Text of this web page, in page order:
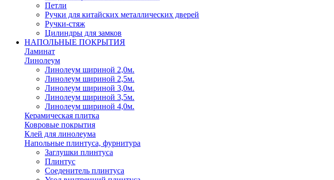
Петли
Ручки для китайских металлических дверей
Ручки-стяж
Цилиндры для замков
НАПОЛЬНЫЕ ПОКРЫТИЯ
Ламинат
Линолеум
Линолеум шириной 2,0м.
Линолеум шириной 2,5м.
Линолеум шириной 3,0м.
Линолеум шириной 3,5м.
Линолеум шириной 4,0м.
Керамическая плитка
Ковровые покрытия
Клей для линолеума
Напольные плинтуса, фурнитура
Заглушки плинтуса
Плинтус
Соеденитель плинтуса